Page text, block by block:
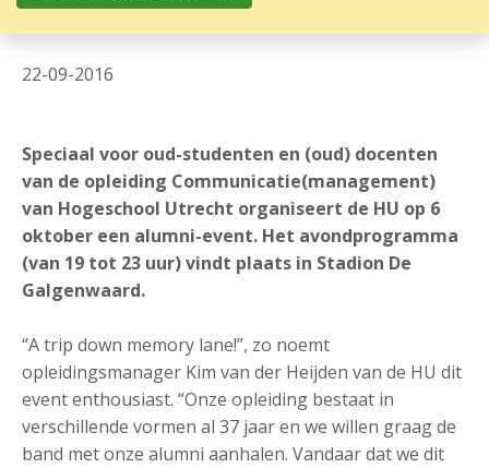
22-09-2016
Speciaal voor oud-studenten en (oud) docenten
van de opleiding Communicatie(management)
van Hogeschool Utrecht organiseert de HU op 6
oktober een alumni-event. Het avondprogramma
(van 19 tot 23 uur) vindt plaats in Stadion De
Galgenwaard.
“A trip down memory lane!”, zo noemt
opleidingsmanager Kim van der Heijden van de HU dit
event enthousiast. “Onze opleiding bestaat in
verschillende vormen al 37 jaar en we willen graag de
band met onze alumni aanhalen. Vandaar dat we dit